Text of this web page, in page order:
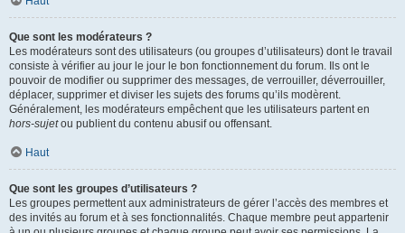
Que sont les modérateurs ?
Les modérateurs sont des utilisateurs (ou groupes d’utilisateurs) dont le travail
consiste à vérifier au jour le jour le bon fonctionnement du forum. Ils ont le
pouvoir de modifier ou supprimer des messages, de verrouiller, déverrouiller,
déplacer, supprimer et diviser les sujets des forums qu’ils modèrent.
Généralement, les modérateurs empêchent que les utilisateurs partent en
hors-sujetou publient du contenu abusif ou offensant.
Haut
Que sont les groupes d’utilisateurs ?
Les groupes permettent aux administrateurs de gérer l’accès des membres et
des invités au forum et à ses fonctionnalités. Chaque membre peut appartenir